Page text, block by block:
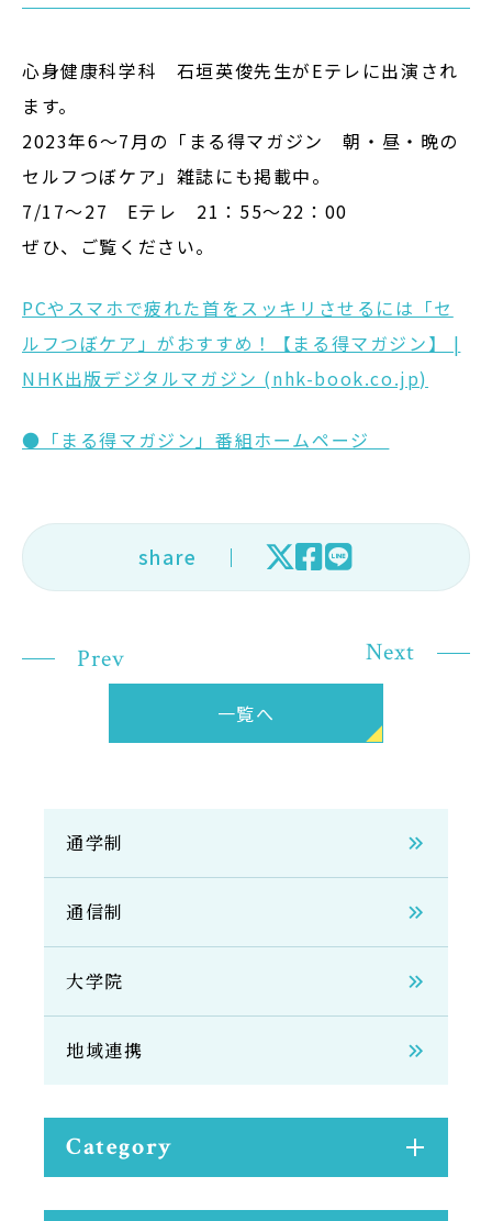
入試イベント
地域連携・研究
Cooperation&Research
通信制 大学院
在学生の方
大学院生の方・修了生の方
よくある質問
サイトポリシー
プライバシーポリシー
サイトマップ
教員等採用情報
UHASウォッチ
English
心身健康科学科 石垣英俊先生がEテレに出演され
ます。
2023年6～7月の「まる得マガジン 朝・昼・晩の
セルフつぼケア」雑誌にも掲載中。
7/17～27 Eテレ 21：55～22：00
ぜひ、ご覧ください。
PCやスマホで疲れた首をスッキリさせるには「セ
ルフつぼケア」がおすすめ！【まる得マガジン】 |
NHK出版デジタルマガジン (nhk-book.co.jp)
●「まる得マガジン」番組ホームページ
share
Prev
一覧へ
Next
通学制
通信制
大学院
地域連携
Category